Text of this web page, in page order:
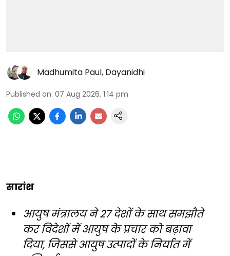
Madhumita Paul, Dayanidhi
Published on: 07 Aug 2026, 1:14 pm
सारांश
आयुष मंत्रालय ने 27 देशों के साथ समझौते
कर विदेशों में आयुष के प्रचार को बढ़ावा
दिया, जिससे आयुष उत्पादों के निर्यात में